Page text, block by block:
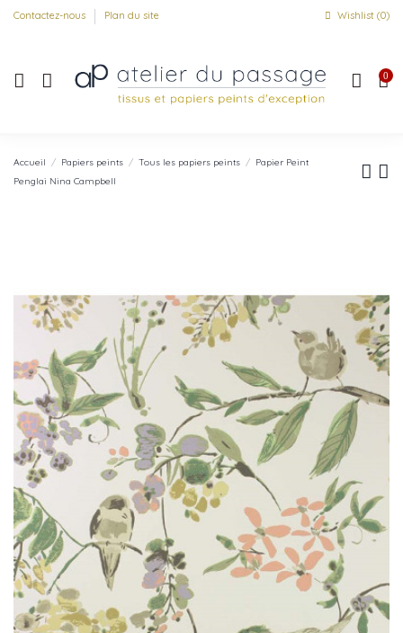
Contactez-nous Plan du site Wishlist (0)
0
Accueil Papiers peints Tous les papiers peints
Papier Peint
Penglai Nina Campbell